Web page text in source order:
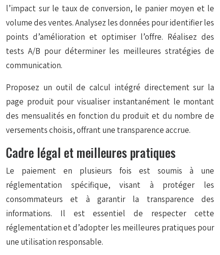
l’impact sur le taux de conversion, le panier moyen et le
volume des ventes. Analysez les données pour identifier les
points d’amélioration et optimiser l’offre. Réalisez des
tests A/B pour déterminer les meilleures stratégies de
communication.
Proposez un outil de calcul intégré directement sur la
page produit pour visualiser instantanément le montant
des mensualités en fonction du produit et du nombre de
versements choisis, offrant une transparence accrue.
Cadre légal et meilleures pratiques
Le paiement en plusieurs fois est soumis à une
réglementation spécifique, visant à protéger les
consommateurs et à garantir la transparence des
informations. Il est essentiel de respecter cette
réglementation et d’adopter les meilleures pratiques pour
une utilisation responsable.